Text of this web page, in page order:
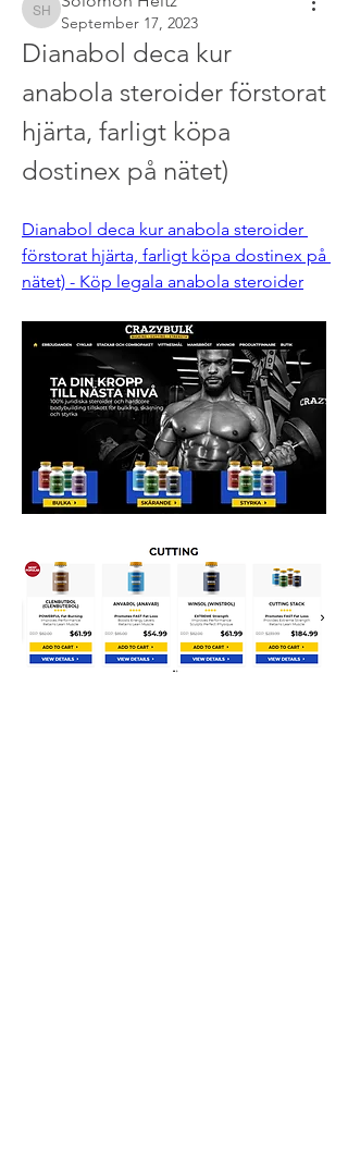
Solomon Heitz
September 17, 2023
Dianabol deca kur
anabola steroider förstorat
hjärta, farligt köpa
dostinex på nätet)
Dianabol deca kur anabola steroider
förstorat hjärta, farligt köpa dostinex på
nätet) - Köp legala anabola steroider